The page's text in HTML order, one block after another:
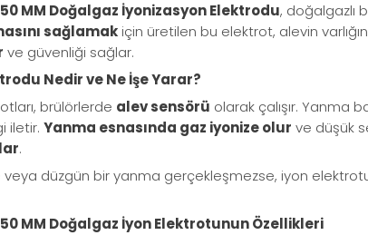
MM Doğalgaz İyonizasyon Elektrodu, doğalgazlı
sağlamak için üretilen bu elektrot, alevin
ve güvenliği sağlar.
Nedir ve Ne İşe Yarar?
brülörlerde alev sensörü olarak çalışır. Yanma
iletir. Yanma esnasında gaz iyonize olur ve düşük
.
veya düzgün bir yanma gerçekleşmezse, iyon
MM Doğalgaz İyon Elektrotunun Özellikleri